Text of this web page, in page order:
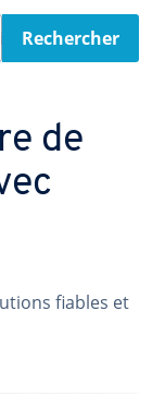
Rechercher
de
fiables et